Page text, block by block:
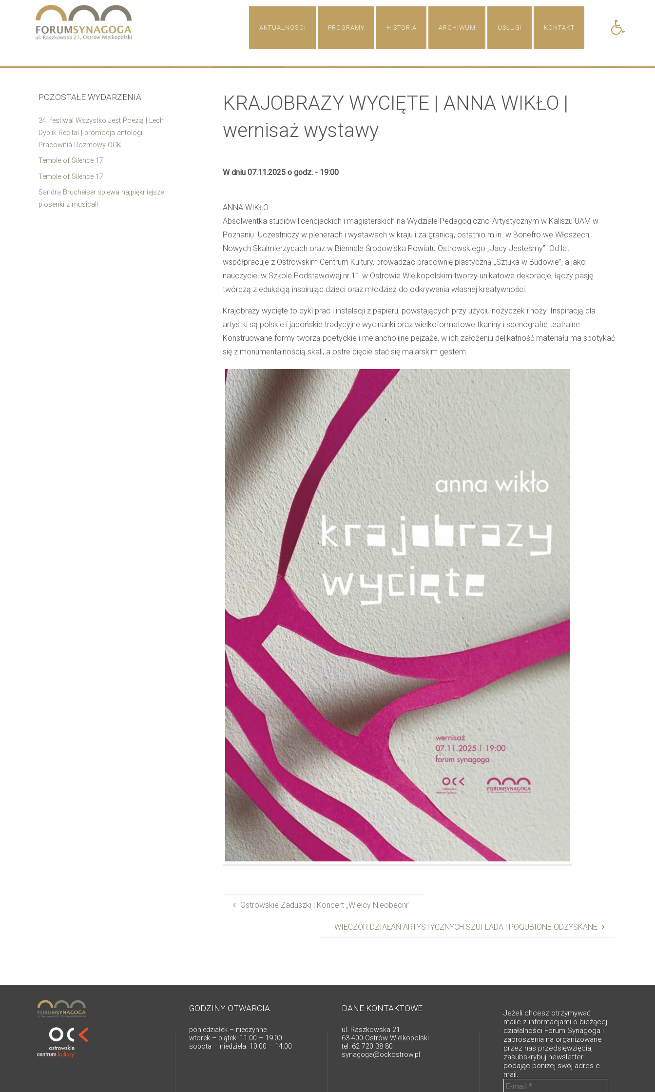
Open
content
AKTUALNOŚCI PROGRAMY HISTORIA ARCHIWUM USŁUGI KONTAKT
KRAJOBRAZY WYCIĘTE | ANNA WIKŁO |
wernisaż wystawy
W dniu 07.11.2025 o godz. - 19:00
ANNA WIKŁO
Absolwentka studiów licencjackich i magisterskich na Wydziale Pedagogiczno-Artystycznym w Kaliszu UAM w
Poznaniu. Uczestniczy w plenerach i wystawach w kraju i za granicą, ostatnio m.in. w Bonefro we Włoszech,
Nowych Skalmierzycach oraz w Biennale Środowiska Powiatu Ostrowskiego „Jacy Jesteśmy”. Od lat
współpracuje z Ostrowskim Centrum Kultury, prowadząc pracownię plastyczną „Sztuka w Budowie”, a jako
nauczyciel w Szkole Podstawowej nr 11 w Ostrowie Wielkopolskim tworzy unikatowe dekoracje, łączy pasję
twórczą z edukacją inspirując dzieci oraz młodzież do odkrywania własnej kreatywności.
Krajobrazy wycięte to cykl prac i instalacji z papieru, powstających przy użyciu nożyczek i noży. Inspiracją dla
artystki są polskie i japońskie tradycyjne wycinanki oraz wielkoformatowe tkaniny i scenografie teatralne.
Konstruowane formy tworzą poetyckie i melancholijne pejzaże, w ich założeniu delikatność materiału ma spotykać
się z monumentalnością skali, a ostre cięcie stać się malarskim gestem.
Ostrowskie Zaduszki | Koncert „Wielcy Nieobecni”
WIECZÓR DZIAŁAŃ ARTYSTYCZNYCH SZUFLADA | POGUBIONE ODZYSKANE
POZOSTAŁE WYDARZENIA
34. festiwal Wszystko Jest Poezją | Lech
Dyblik Recital | promocja antologii
Pracownia Rozmowy OCK
Temple of Silence 17
Temple of Silence 17
Sandra Brucheiser śpiewa najpiękniejsze
piosenki z musicali
GODZINY OTWARCIA
poniedziałek – nieczynne
wtorek – piątek: 11.00 – 19.00
sobota – niedziela: 10.00 – 14.00
DANE KONTAKTOWE
ul. Raszkowska 21
63-400 Ostrów Wielkopolski
tel. 62 720 38 80
synagoga@ockostrow.pl
Jeżeli chcesz otrzymywać
maile z informacjami o bieżącej
działalności Forum Synagoga i
zaproszenia na organizowane
przez nas przedsięwzięcia,
zasubskrybuj newsletter
podając poniżej swój adres e-
mail.